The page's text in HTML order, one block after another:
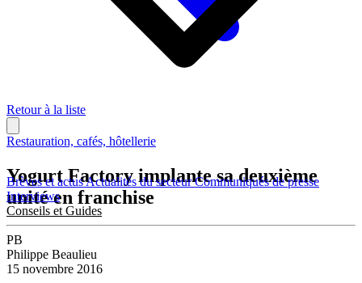
Brèves et actusActualités du secteurCommuniqués de presse
Interviews
Conseils et Guides
Retour à la liste
Restauration, cafés, hôtellerie
Yogurt Factory implante sa deuxième
unité en franchise
PB
Philippe Beaulieu
15 novembre 2016